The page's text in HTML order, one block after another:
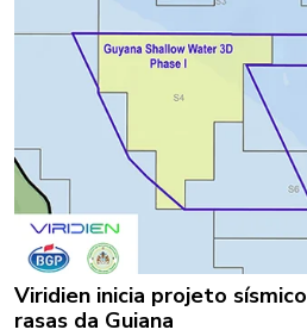
Viridien inicia projeto
rasas da Guiana